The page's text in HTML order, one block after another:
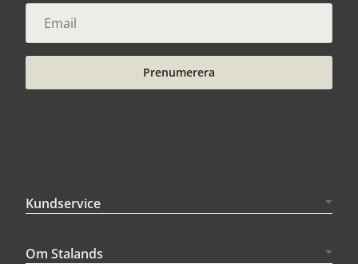
Prenumerera
Kundservice
Om Stalands